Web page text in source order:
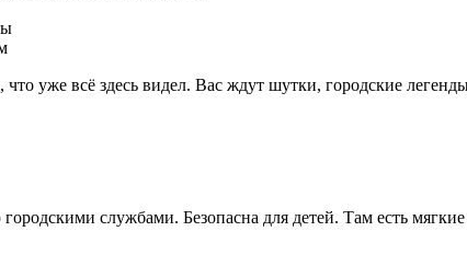
уже всё здесь видел. Вас ждут шутки, городские
службами. Безопасна для детей. Там есть